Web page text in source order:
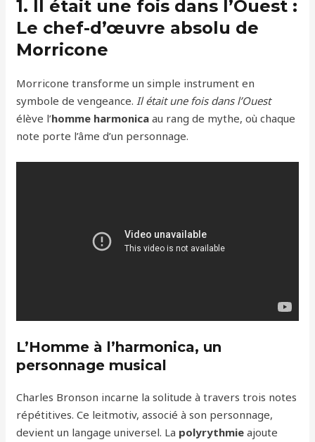
1. Il était une fois dans l’Ouest :
Le chef-d’œuvre absolu de
Morricone
Morricone transforme un simple instrument en
symbole de vengeance.Il était une fois dans l’Ouest
élève l’homme harmonica au rang de mythe, où chaque
note porte l’âme d’un personnage.
L’Homme à l’harmonica, un
personnage musical
Charles Bronson incarne la solitude à travers trois notes
répétitives. Ce leitmotiv, associé à son personnage,
devient un langage universel. La polyrythmie ajoute